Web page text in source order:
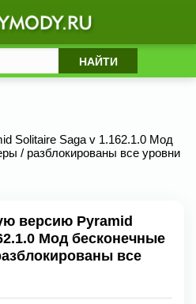
Solitaire Saga v 1.162.1.0 Мод
/ разблокированы все уровни
версию Pyramid
Мод бесконечные
все